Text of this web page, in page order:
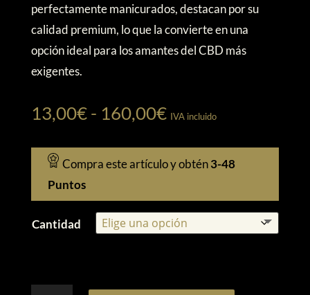
perfectamente manicurados, destacan por su
calidad premium, lo que la convierte en una
opción ideal para los amantes del CBD más
exigentes.
13,00€- 160,00€Rango
precios:
desde
13,00€
hasta
160,00€
IVA incluido
Compra este artículo y obtén3-48
Puntos
Cantidad